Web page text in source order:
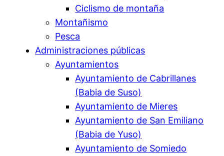
Ciclismo de montaña
Montañismo
Pesca
Administraciones públicas
Ayuntamientos
Ayuntamiento de Cabrillanes
(Babia de Suso)
Ayuntamiento de Mieres
Ayuntamiento de San Emiliano
(Babia de Yuso)
Ayuntamiento de Somiedo